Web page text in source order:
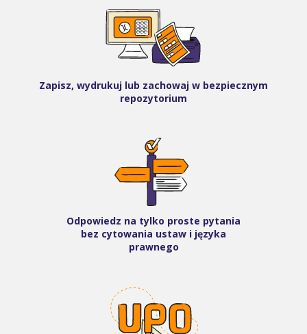
Zapisz, wydrukuj lub zachowaj w bezpiecznym
repozytorium
Odpowiedz na tylko proste pytania
bez cytowania ustaw i języka
prawnego